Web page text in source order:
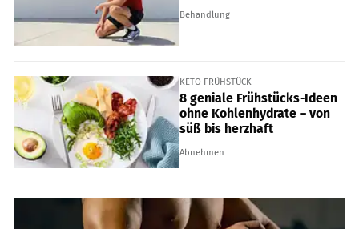
Behandlung
KETO FRÜHSTÜCK
8 geniale Frühstücks-Ideen
ohne Kohlenhydrate – von
süß bis herzhaft
Abnehmen